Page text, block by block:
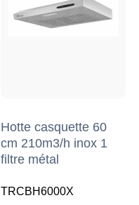
Hotte casquette 60
cm 210m3/h inox 1
filtre métal
TRCBH6000X